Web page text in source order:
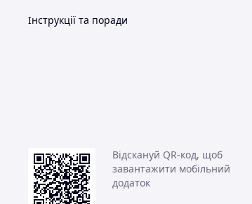
Інструкції та поради
Відскануй QR-код, щоб
завантажити мобільний
додаток